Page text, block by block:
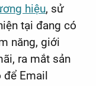
hiệu, sử
tại đang có
năng, giới
ra mắt sản
để Email